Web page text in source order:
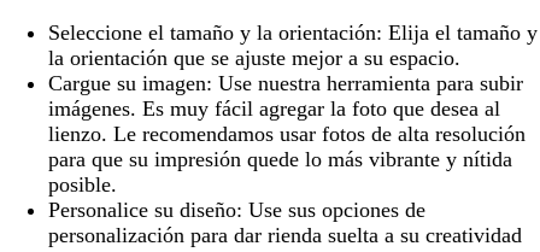
Seleccione el tamaño y la orientación: Elija el tamaño y
la orientación que se ajuste mejor a su espacio.
Cargue su imagen: Use nuestra herramienta para subir
imágenes. Es muy fácil agregar la foto que desea al
lienzo. Le recomendamos usar fotos de alta resolución
para que su impresión quede lo más vibrante y nítida
posible.
Personalice su diseño: Use sus opciones de
personalización para dar rienda suelta a su creatividad